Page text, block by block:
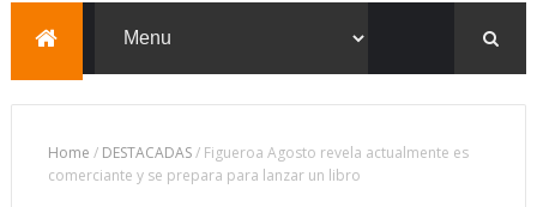
Home / DESTACADAS/ Figueroa Agosto revela actualmente es
comerciante y se prepara para lanzar un libro